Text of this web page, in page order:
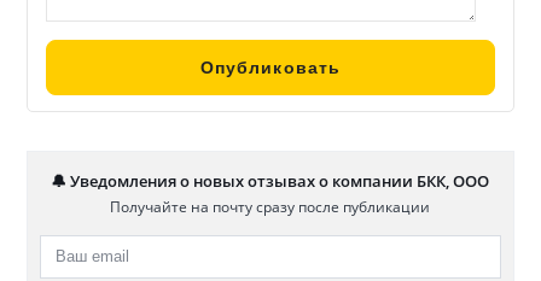
🔔 Уведомления о новых отзывах о компании БКК, ООО
Получайте на почту сразу после публикации